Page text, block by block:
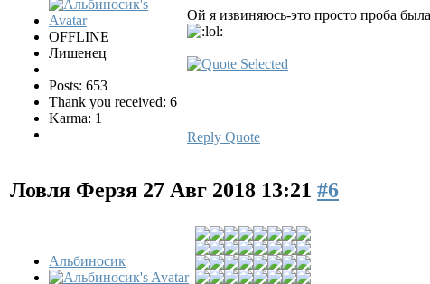
OFFLINE
Лишенец
Posts: 653
Thank you received: 6
Karma: 1
Ой я извиняюсь-это просто проба
Reply Quote
Ловля Ферзя 27 Авг 2018 13:21 #6
Альбиносик